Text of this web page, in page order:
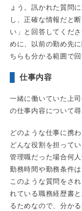
ょう。訊かれた質問
し、正確な情報だと
い」と回答してくだ
めに、以前の勤め先
ちらも分かる範囲で回
仕事内容
一緒に働いていた上
の仕事内容について
どのような仕事に携
どんな役割を担って
管理職だった場合何
勤務時間や勤務条件
このような質問をさ
れている職務経歴書
るためなので、分か